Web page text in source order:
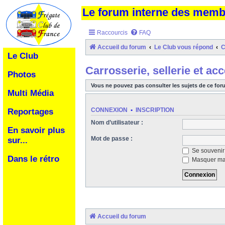
Le Club
Photos
Multi Média
Reportages
En savoir plus
sur...
Dans le rétro
Le forum interne des
Raccourcis FAQ
Accueil du forum Le Club vous répond
Carrosserie, sellerie et
Vous ne pouvez pas consulter les sujets de ce
CONNEXION • INSCRIPTION
Nom d’utilisateur :
Mot de passe :
Se
Masquer
Accueil du forum